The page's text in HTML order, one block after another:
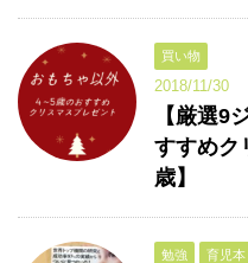
買い物
2018/11/30
【厳選9
すすめク
歳】
勉強 育児